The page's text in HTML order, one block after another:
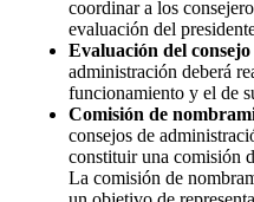
coordinar a los
evaluación del
Evaluación del consejo
administración deberá
funcionamiento y el de
Comisión de
consejos de
constituir una comisión
La comisión de